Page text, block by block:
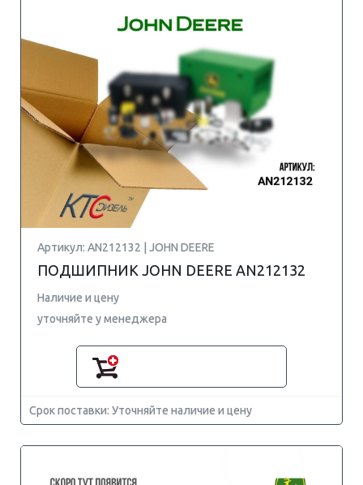
Артикул: AN212132 | JOHN DEERE
ПОДШИПНИК JOHN DEERE AN212132
Наличие и цену
уточняйте у менеджера
Срок поставки: Уточняйте наличие и цену